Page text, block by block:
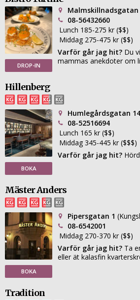
DROP-IN
Malmskillnadsgatan
08-56432660
Lunch 185-275 kr ($$)
Middag 275-475 kr ($$)
Varför går jag hit? Du
mammas anekdoter om
Hillenberg
BOKA
Humlegårdsgatan 14
08-52516694
Lunch 165 kr ($$)
Middag 345-445 kr ($$$)
Varför går jag hit?
Mäster Anders
BOKA
Pipersgatan 1
08-6542001
Middag 270-370 kr ($$)
Varför går jag hit? Ta
eller ät kalasfin
Tradition